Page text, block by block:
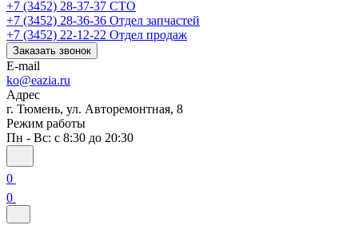
+7 (3452) 28-37-37 СТО
+7 (3452) 28-36-36 Отдел запчастей
+7 (3452) 22-12-22 Отдел продаж
Заказать звонок
E-mail
ko@eazia.ru
Адрес
г. Тюмень, ул. Авторемонтная, 8
Режим работы
Пн - Вс: с 8:30 до 20:30
0
0